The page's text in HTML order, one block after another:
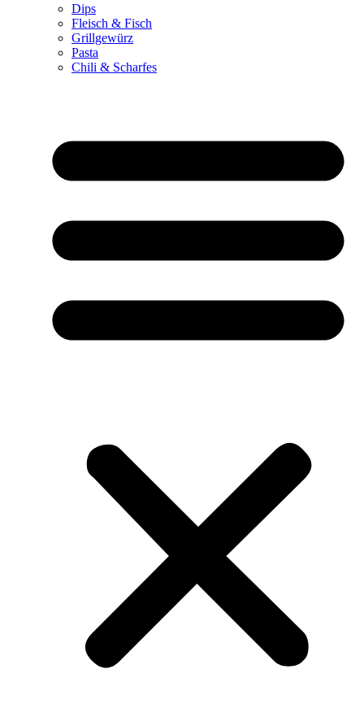
Dips
Fleisch & Fisch
Grillgewürz
Pasta
Chili & Scharfes